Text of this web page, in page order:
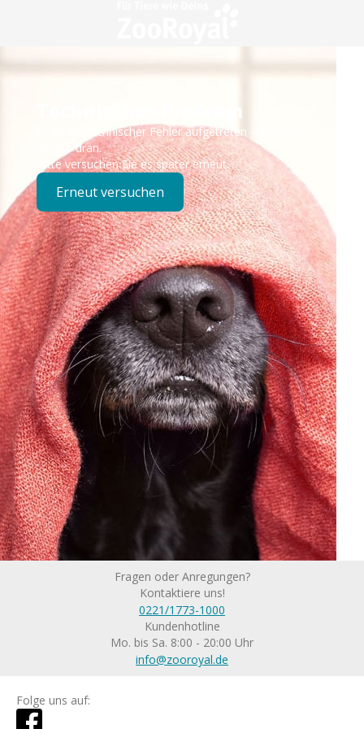
Technisches Problem
Es ist ein technischer Fehler aufgetreten – wir sind
bereits dran.
Bitte versuchen Sie es später erneut.
Erneut versuchen
Fragen oder Anregungen?
Kontaktiere uns!
0221/1773-1000
Kundenhotline
Mo. bis Sa. 8:00 - 20:00 Uhr
info@zooroyal.de
Folge uns auf: